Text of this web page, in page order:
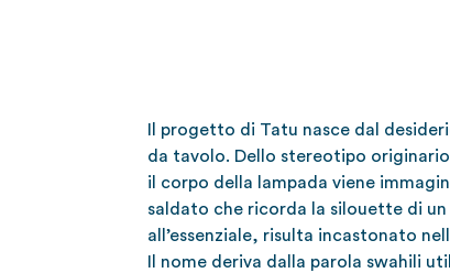
Il progetto di Tatu nasce dal
da tavolo. Dello stereotipo
il corpo della lampada viene
saldato che ricorda la silouette di
all’essenziale, risulta incastonato
Il nome deriva dalla parola swahili